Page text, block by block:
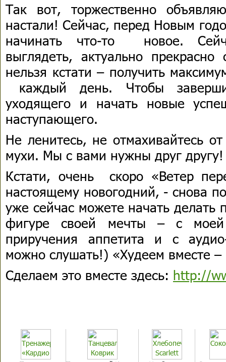
Так вот, торжественно
настали! Сейчас, перед Новым
начинать что-то новое.
выглядеть, актуально
нельзя кстати – получить
каждый день. Чтобы
уходящего и начать новые
наступающего.
Не ленитесь, не отмахивайтесь
мухи. Мы с вами нужны друг другу!
Кстати, очень скоро «Ветер
настоящему новогодний, - снова
уже сейчас можете начать делать
фигуре своей мечты – с моей
приручения аппетита и с
можно слушать!) «Худеем вместе
Сделаем это вместе здесь: http://